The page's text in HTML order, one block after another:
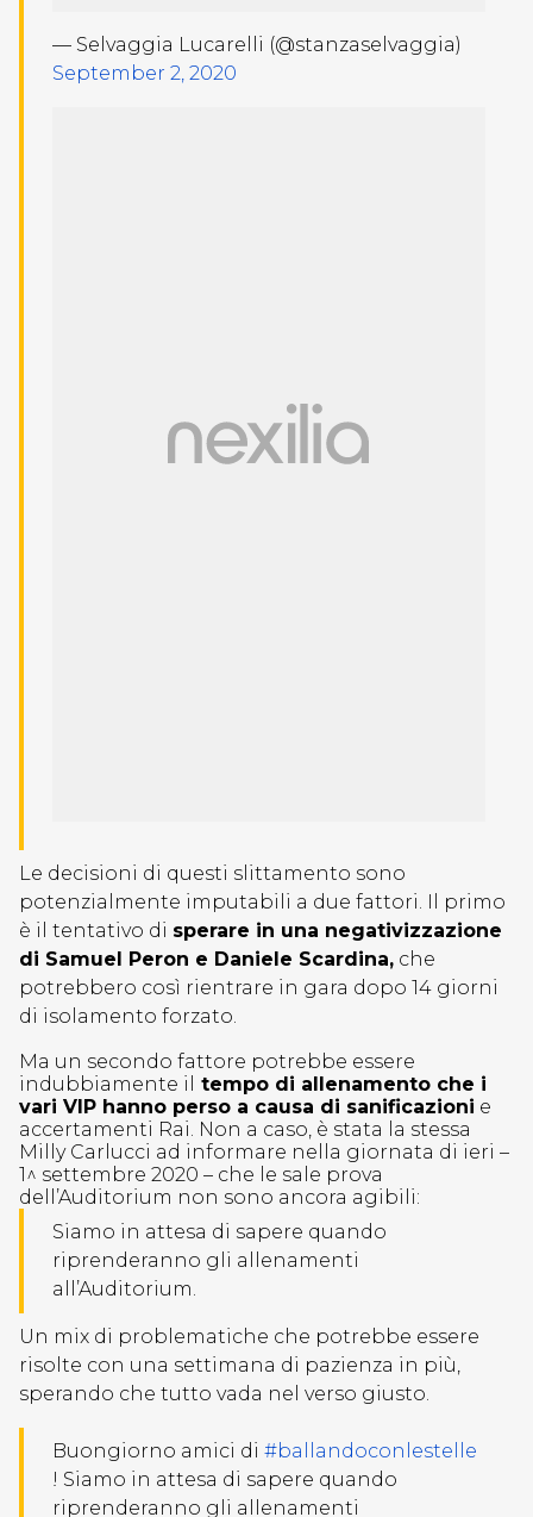
— Selvaggia Lucarelli (@stanzaselvaggia)
September 2, 2020
Le decisioni di questi slittamento sono
potenzialmente imputabili a due fattori. Il primo
è il tentativo di sperare in una negativizzazione
di Samuel Peron e Daniele Scardina, che
potrebbero così rientrare in gara dopo 14 giorni
di isolamento forzato.
Ma un secondo fattore potrebbe essere
indubbiamente il
tempo di allenamento che i
vari VIP hanno perso a causa di sanificazioni e
accertamenti Rai. Non a caso, è stata la stessa
Milly Carlucci ad informare nella giornata di ieri –
1^ settembre 2020 – che le sale prova
dell’Auditorium non sono ancora agibili:
Siamo in attesa di sapere quando
riprenderanno gli allenamenti
all’Auditorium.
Un mix di problematiche che potrebbe essere
risolte con una settimana di pazienza in più,
sperando che tutto vada nel verso giusto.
Buongiorno amici di #ballandoconlestelle
! Siamo in attesa di sapere quando
riprenderanno gli allenamenti